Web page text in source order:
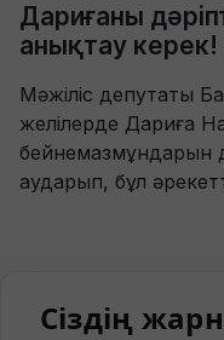
Дариғаны
анықтау керек!
Мәжіліс депутаты
желілерде Дариға
бейнемазмұндарын
аударып, бұл
Сіздің